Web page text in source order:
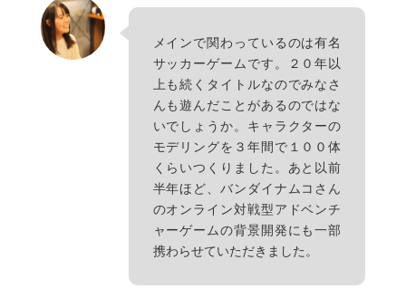
メインで関わっているのは有名
サッカーゲームです。２０年以
上も続くタイトルなのでみなさ
んも遊んだことがあるのではな
いでしょうか。キャラクターの
モデリングを３年間で１００体
くらいつくりました。あと以前
半年ほど、バンダイナムコさん
のオンライン対戦型アドベンチ
ャーゲームの背景開発にも一部
携わらせていただきました。